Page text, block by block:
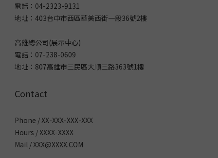
電話：04-2323-9131
地址：403台中市西區華美西街一段36號2樓
高雄總公司(展示中心)
電話：07-238-0609
地址：807高雄市三民區大順三路363號1樓
Contact
Phone / XX-XXX-XXX-XXX
Hours / XXXX-XXXX
Mail / XXX@XXXX.COM